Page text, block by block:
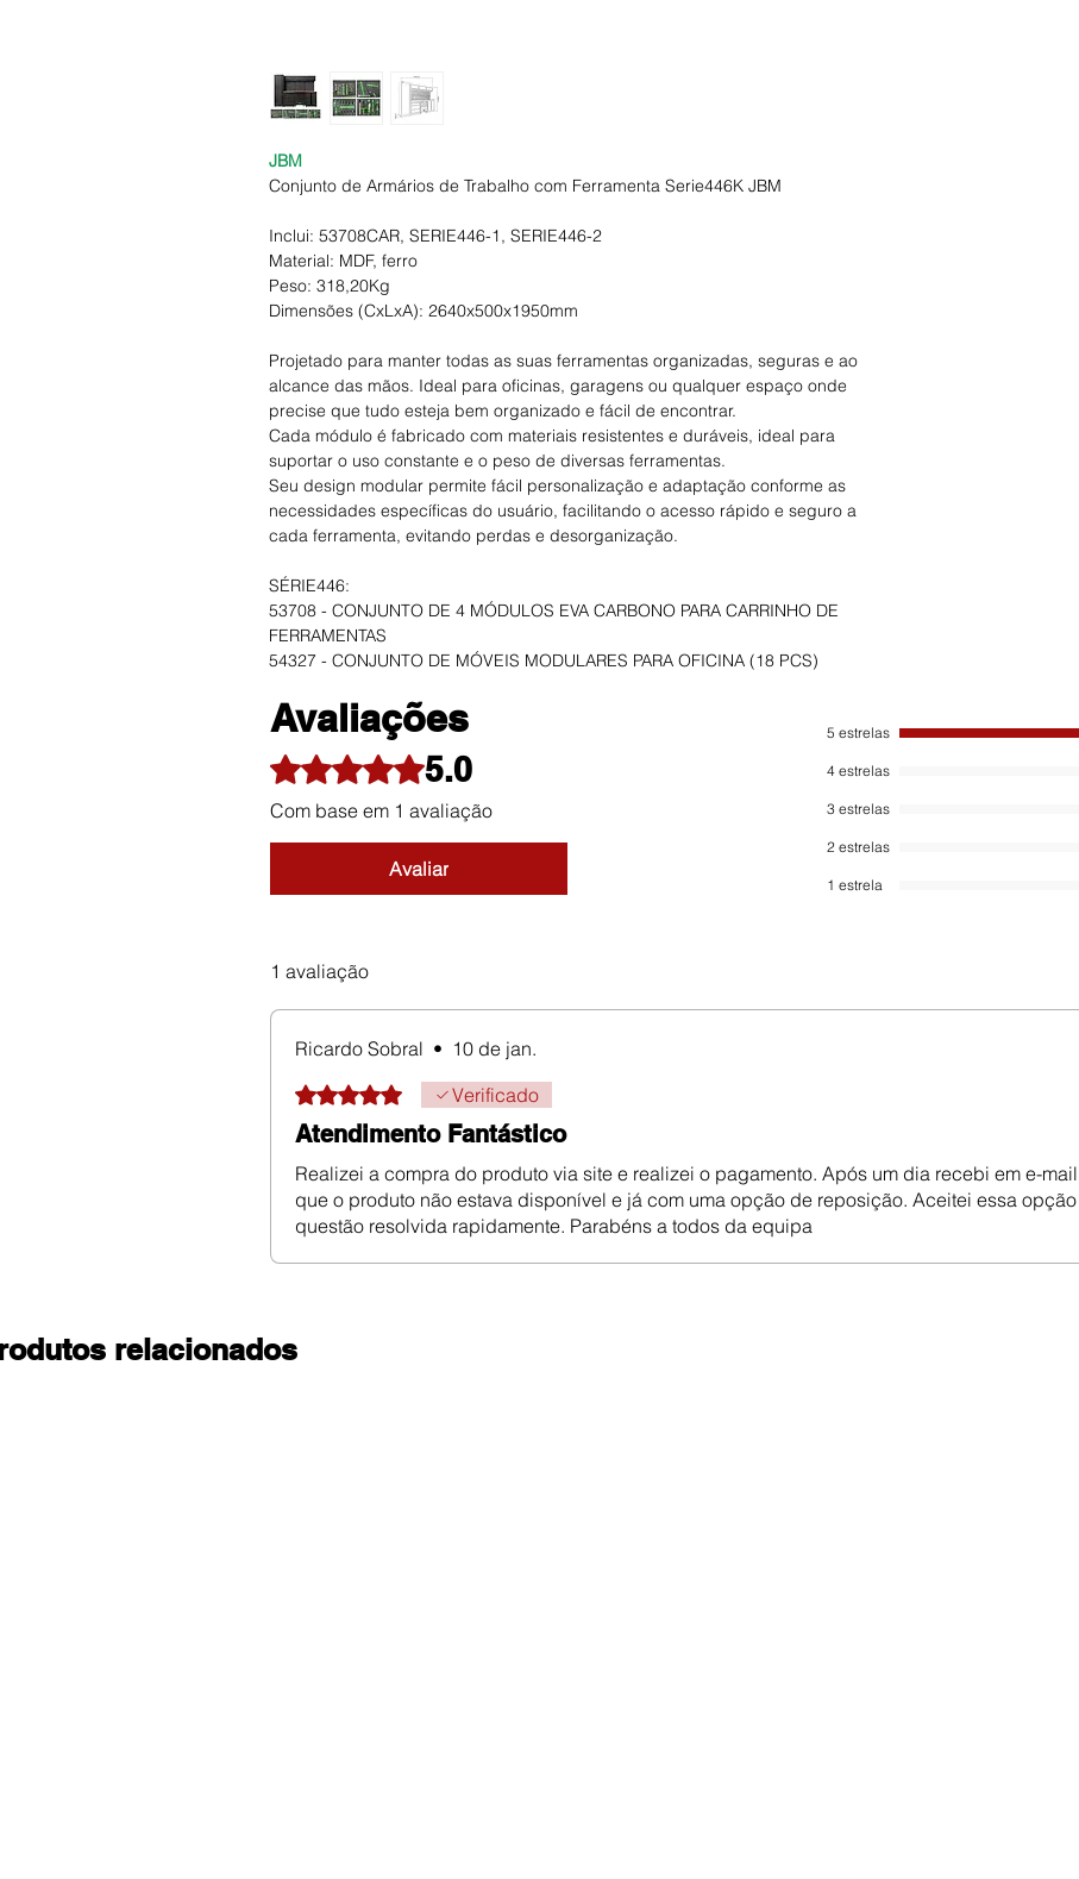
JBM
Conjunto de Armários de Trabalho com Ferramenta Serie446K JBM
Inclui: 53708CAR, SERIE446-1, SERIE446-2
Material: MDF, ferro
Peso: 318,20Kg
Dimensões (CxLxA): 2640x500x1950mm
Projetado para manter todas as suas ferramentas organizadas, seguras e ao
alcance das mãos. Ideal para oficinas, garagens ou qualquer espaço onde
precise que tudo esteja bem organizado e fácil de encontrar.
Cada módulo é fabricado com materiais resistentes e duráveis, ideal para
suportar o uso constante e o peso de diversas ferramentas.
Seu design modular permite fácil personalização e adaptação conforme as
necessidades específicas do usuário, facilitando o acesso rápido e seguro a
cada ferramenta, evitando perdas e desorganização.
SÉRIE446:
53708 - CONJUNTO DE 4 MÓDULOS EVA CARBONO PARA CARRINHO DE
FERRAMENTAS
54327 - CONJUNTO DE MÓVEIS MODULARES PARA OFICINA (18 PCS)
Avaliações
Rated 5 out of 5 stars.5.0
Com base em 1 avaliação
Avaliar
5 estrelas
4 estrelas
3 estrelas
2 estrelas
1 estrela
1 avaliação
Ricardo Sobral • 10 de jan.
Rated 5 out of 5 stars.Verificado
Atendimento Fantástico
Realizei a compra do produto via site e realizei o pagamento. Após um dia recebi em e-
que o produto não estava disponível e já com uma opção de reposição. Aceitei essa
questão resolvida rapidamente. Parabéns a todos da equipa
relacionados